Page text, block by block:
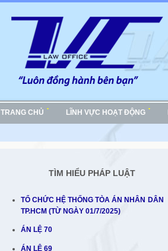
TRANG CHỦ LĨNH VỰC HOẠT ĐỘNG
TÌM HIỂU PHÁP LUẬT
TỔ CHỨC HỆ THỐNG TÒA ÁN NHÂN DÂN
TP.HCM (TỪ NGÀY 01/7/2025)
ÁN LỆ 70
ÁN LỆ 69